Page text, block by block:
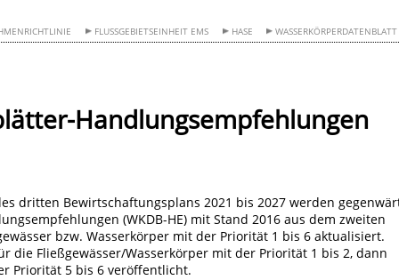
FLUSSGEBIETSEINHEIT EMS HASE WASSERKÖRPERDATENBLATT
Handlungsempfehlungen
dritten Bewirtschaftungsplans 2021 bis 2027 werden
(WKDB-HE) mit Stand 2016 aus dem zweiten
bzw. Wasserkörper mit der Priorität 1 bis 6 aktualisiert.
die Fließgewässer/Wasserkörper mit der Priorität 1 bis 2, dann
Priorität 5 bis 6 veröffentlicht.